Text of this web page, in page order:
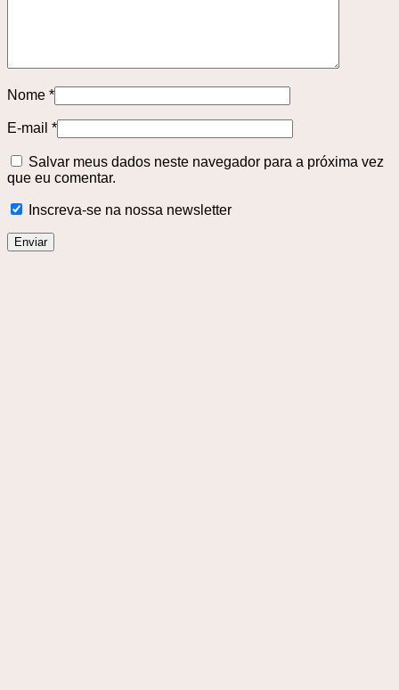
Nome *
E-mail *
Salvar meus dados neste navegador para a próxima vez
que eu comentar.
Inscreva-se na nossa newsletter